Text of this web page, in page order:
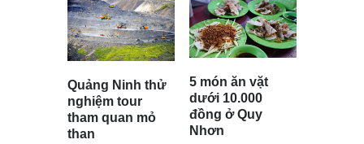
Quảng Ninh thử
nghiệm tour
tham quan mỏ
than
5 món ăn vặt
dưới 10.000
đồng ở Quy
Nhơn